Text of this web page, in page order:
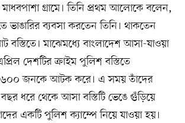
গ্রামে। তিনি প্রথম আলোকে বলেন,
ভাঙারির ব্যবসা করতেন তিনি। থাকতেন
বস্তিতে। মাঝেমধ্যে বাংলাদেশ আসা-যাওয়া
দেশটির ক্রাইম পুলিশ বস্তিতে
৬০০ জনকে আটক করে। এ সময় তাঁদের
ধরে থেকে আসা বস্তিটি ভেঙে গুঁড়িয়ে
একটি পুলিশ ক্যাম্পে নিয়ে যাওয়া হয়।